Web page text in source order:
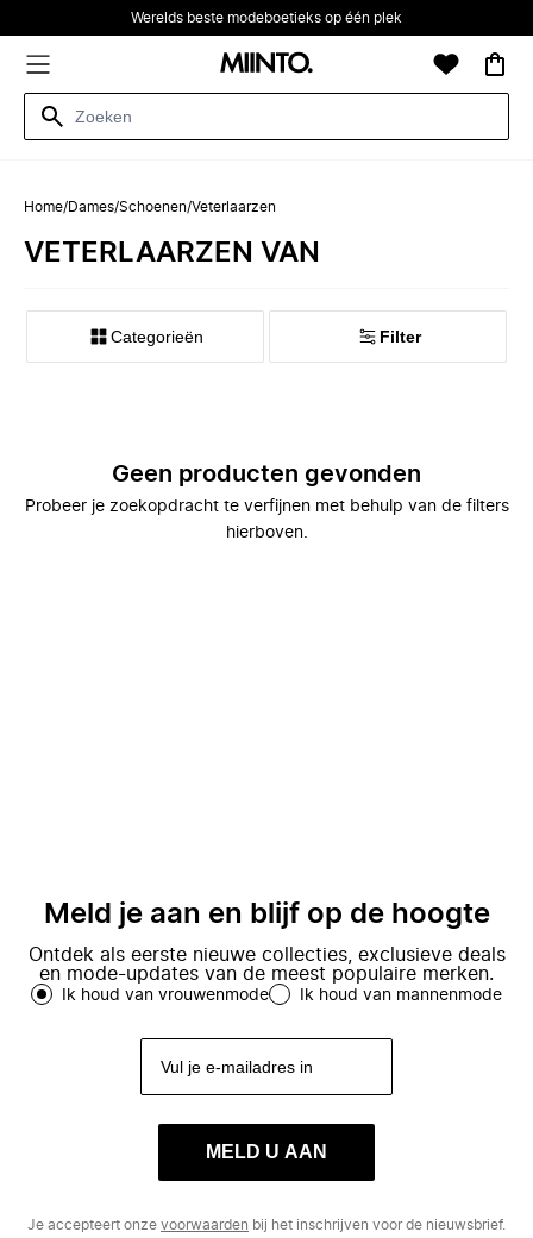
Werelds beste modeboetieks op één plek
Home/Dames/Schoenen/Veterlaarzen
VETERLAARZEN VAN
Categorieën Filter
Geen producten gevonden
Probeer je zoekopdracht te verfijnen met behulp van de filters
hierboven.
Meld je aan en blijf op de hoogte
Ontdek als eerste nieuwe collecties, exclusieve deals
en mode-updates van de meest populaire merken.
Ik houd van vrouwenmode Ik houd van mannenmode
MELD U AAN
Je accepteert onze voorwaarden bij het inschrijven voor de nieuwsbrief.